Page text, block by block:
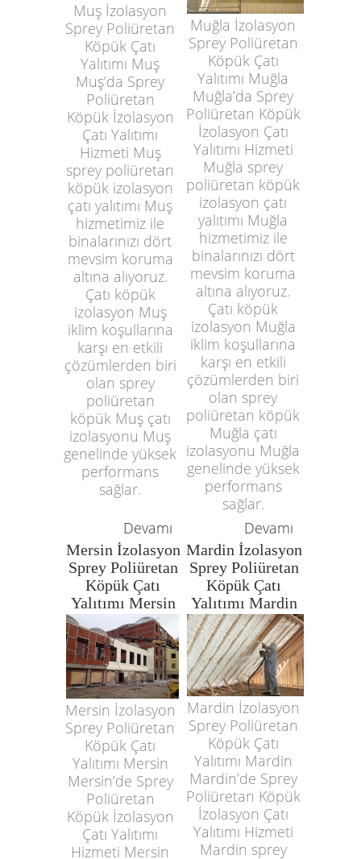
Muş İzolasyon
Sprey Poliüretan
Köpük Çatı
Yalıtımı Muş
Muş’da Sprey
Poliüretan
Köpük İzolasyon
Çatı Yalıtımı
Hizmeti Muş
sprey poliüretan
köpük izolasyon
çatı yalıtımı Muş
hizmetimiz ile
binalarınızı dört
mevsim koruma
altına alıyoruz.
Çatı köpük
izolasyon Muş
iklim koşullarına
karşı en etkili
çözümlerden biri
olan sprey
poliüretan
köpük Muş çatı
izolasyonu Muş
genelinde yüksek
performans
sağlar.
Muğla İzolasyon
Sprey Poliüretan
Köpük Çatı
Yalıtımı Muğla
Muğla’da Sprey
Poliüretan Köpük
İzolasyon Çatı
Yalıtımı Hizmeti
Muğla sprey
poliüretan köpük
izolasyon çatı
yalıtımı Muğla
hizmetimiz ile
binalarınızı dört
mevsim koruma
altına alıyoruz.
Çatı köpük
izolasyon Muğla
iklim koşullarına
karşı en etkili
çözümlerden biri
olan sprey
poliüretan köpük
Muğla çatı
izolasyonu Muğla
genelinde yüksek
performans
sağlar.
Devamı
Devamı
Mersin İzolasyon
Sprey Poliüretan
Köpük Çatı
Yalıtımı Mersin
Mardin İzolasyon
Sprey Poliüretan
Köpük Çatı
Yalıtımı Mardin
Mersin İzolasyon
Sprey Poliüretan
Köpük Çatı
Yalıtımı Mersin
Mersin’de Sprey
Poliüretan
Köpük İzolasyon
Çatı Yalıtımı
Hizmeti Mersin
Mardin İzolasyon
Sprey Poliüretan
Köpük Çatı
Yalıtımı Mardin
Mardin’de Sprey
Poliüretan Köpük
İzolasyon Çatı
Yalıtımı Hizmeti
Mardin sprey